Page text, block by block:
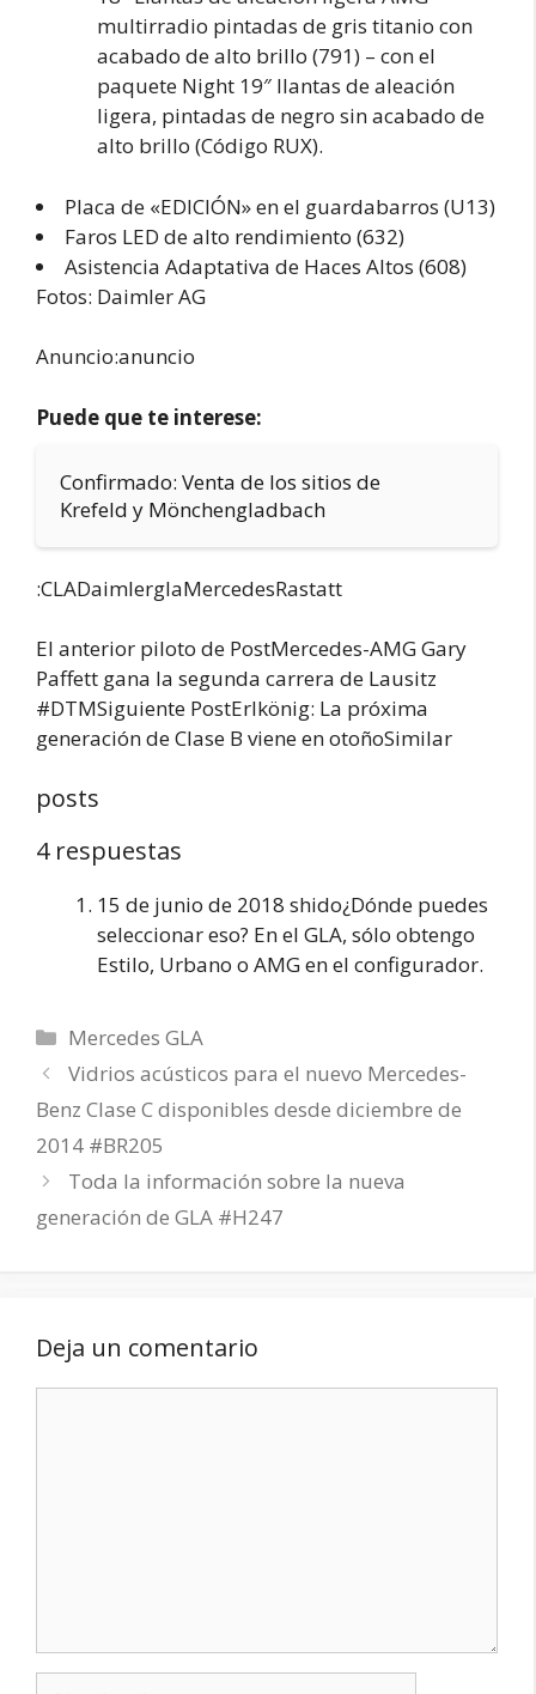
multirradio pintadas de gris titanio con
acabado de alto brillo (791) – con el
paquete Night 19″ llantas de aleación
ligera, pintadas de negro sin acabado de
alto brillo (Código RUX).
Placa de «EDICIÓN» en el guardabarros (U13)
Faros LED de alto rendimiento (632)
Asistencia Adaptativa de Haces Altos (608)
Fotos: Daimler AG
Anuncio:anuncio
Puede que te interese:
Confirmado: Venta de los sitios de
Krefeld y Mönchengladbach
:CLADaimlerglaMercedesRastatt
El anterior piloto de PostMercedes-AMG Gary
Paffett gana la segunda carrera de Lausitz
#DTMSiguiente PostErlkönig: La próxima
generación de Clase B viene en otoñoSimilar
posts
4 respuestas
15 de junio de 2018 shido¿Dónde puedes
seleccionar eso? En el GLA, sólo obtengo
Estilo, Urbano o AMG en el configurador.
Categorías
Mercedes GLA
Vidrios acústicos para el nuevo Mercedes-
Benz Clase C disponibles desde diciembre de
2014 #BR205
Toda la información sobre la nueva
generación de GLA #H247
Deja un comentario